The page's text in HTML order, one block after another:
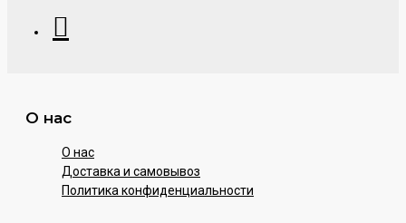
О нас
О нас
Доставка и самовывоз
Политика конфиденциальности